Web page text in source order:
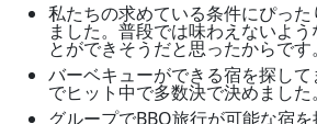
私たちの求めている条件にぴっ
ました。普段では味わえないよ
とができそうだと思ったからです
バーベキューができる宿を探し
でヒット中で多数決で決めました
グループでBBQ旅行が可能な宿